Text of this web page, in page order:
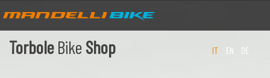
TorboleBike Shop IT EN DE